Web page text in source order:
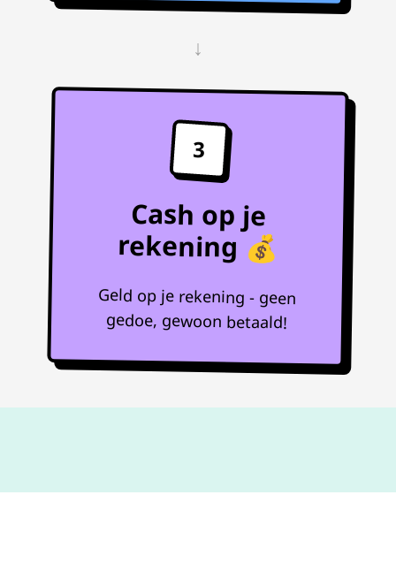
↓
3
Cash op je
rekening 💰
Geld op je rekening - geen
gedoe, gewoon betaald!